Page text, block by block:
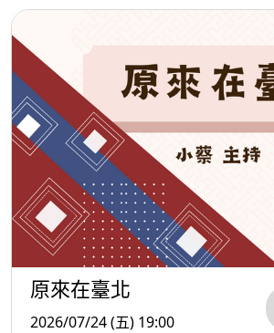
原來在臺北
2026/07/24 (五) 19:00